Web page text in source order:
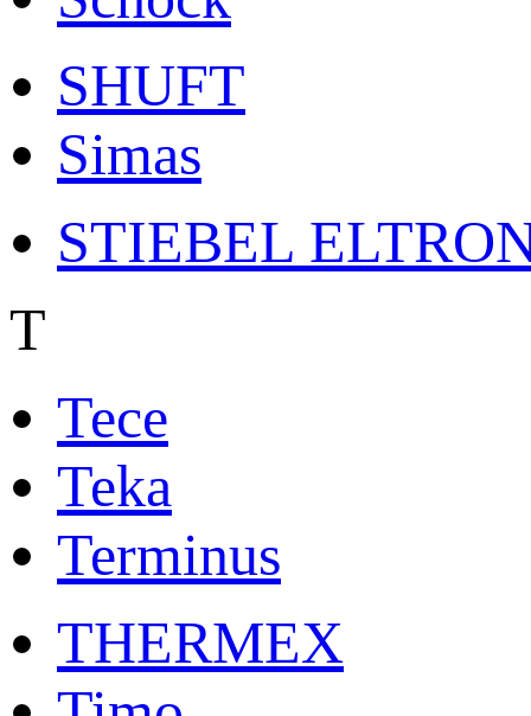
SHUFT
Simas
STIEBEL
T
Tece
Teka
Terminus
THERMEX